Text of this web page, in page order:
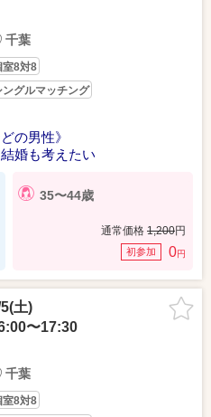
千葉
室8対8
ングルマッチング
の男性》
婚も考えたい
35〜44歳
通常価格 1,200円
初参加 0円
土)
〜17:30
千葉
室8対8